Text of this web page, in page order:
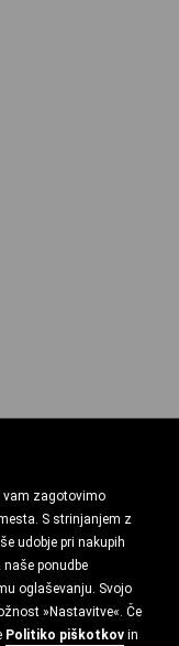
vam zagotovimo
S strinjanjem z
udobje pri nakupih
ponudbe
oglaševanju. Svojo
»Nastavitve«. Če
Politiko piškotkov in